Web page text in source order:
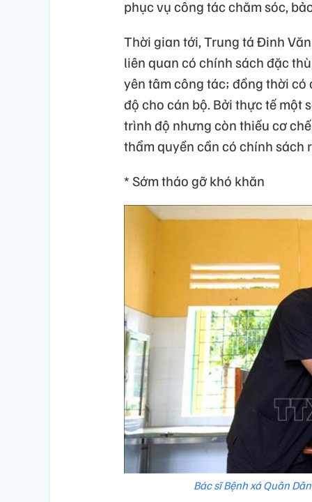
phục vụ công tác chăm sóc,
Thời gian tới, Trung tá Đinh
liên quan có chính sách đặc
yên tâm công tác; đồng thời
độ cho cán bộ. Bởi thực tế một
trình độ nhưng còn thiếu cơ
thẩm quyền cần có chính sách
* Sớm tháo gỡ khó khăn
Bác sĩ Bệnh xá Quân